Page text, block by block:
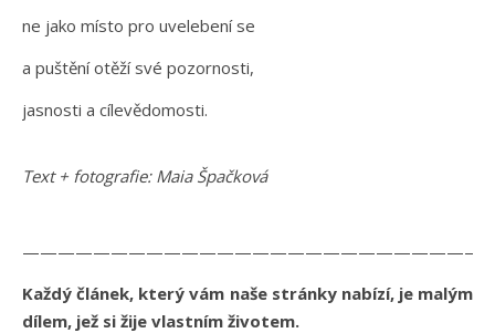
ne jako místo pro uvelebení se
a puštění otěží své pozornosti,
jasnosti a cílevědomosti.
Text + fotografie: Maia Špačková
Každý článek, který vám naše stránky nabízí, je malým
dílem, jež si žije vlastním životem.